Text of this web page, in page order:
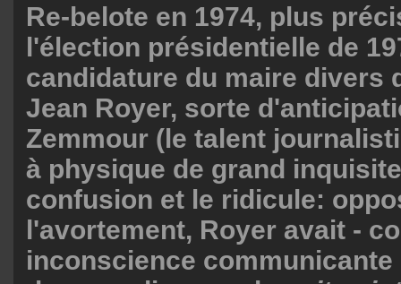
Re-belote en 1974, plus
l'élection présidentielle de
candidature du maire divers
Jean Royer, sorte
Zemmour (le talent
à physique de grand
confusion et le ridicule:
l'avortement, Royer avait -
inconscience communicante